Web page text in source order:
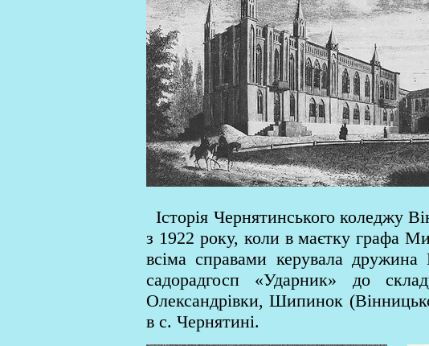
Історія Чернятинського коледжу
з 1922 року, коли в маєтку графа
всіма справами керувала
садорадгосп «Ударник» до
Олександрівки, Шипинок
в с. Чернятині.